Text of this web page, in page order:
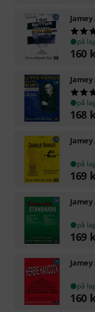
på
160
på
168
på
169
på
169
på
160